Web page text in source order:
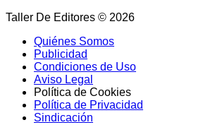
Taller De Editores © 2026
Quiénes Somos
Publicidad
Condiciones de Uso
Aviso Legal
Política de Cookies
Política de Privacidad
Sindicación